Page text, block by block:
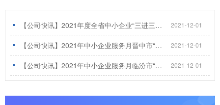
【公司快讯】2021年度全省中小企业“三进三送”暨志愿服务活动成功举办 2021-12-01
【公司快讯】2021年中小企业服务月晋中市“三进三送”活动圆满举办 2021-12-01
【公司快讯】2021年中小企业服务月临汾市“三进三送”活动成功举办，企策通受邀宣讲 2021-12-01